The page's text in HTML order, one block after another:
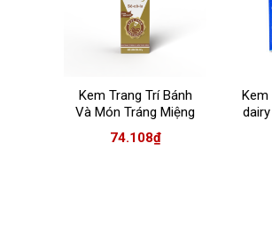
Kem Trang Trí Bánh
Và Món Tráng Miệng
Rich’s Nhãn Vàng Sô-
cô-la Hộp 907g
74.108₫
Kem